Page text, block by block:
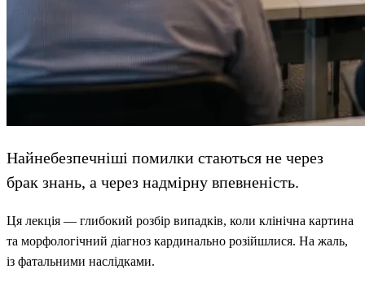
Найнебезпечніші помилки стаються не через
брак знань, а через надмірну впевненість.
Ця лекція — глибокий розбір випадків, коли клінічна картина
та морфологічний діагноз кардинально розійшлися. На жаль,
із фатальними наслідками.